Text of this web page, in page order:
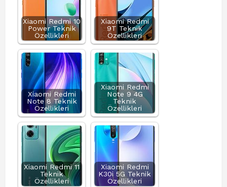
Xiaomi Redmi 10
Power Teknik
Özellikleri
Xiaomi Redmi
9T Teknik
Özellikleri
Xiaomi Redmi
Note 8 Teknik
Özellikleri
Xiaomi Redmi
Note 9 4G
Teknik
Özellikleri
Xiaomi Redmi 11
Teknik
Özellikleri
Xiaomi Redmi
K30i 5G Teknik
Özellikleri